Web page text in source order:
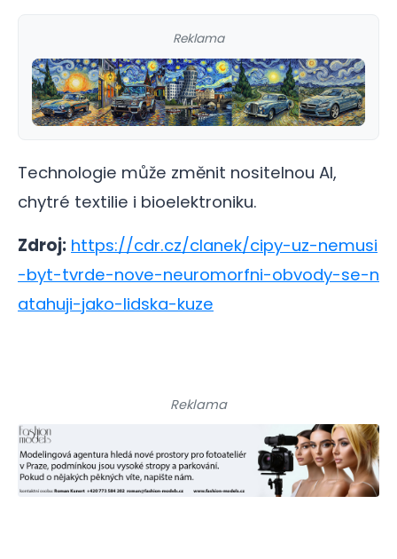
Reklama
Technologie může změnit nositelnou AI,
chytré textilie i bioelektroniku.
Zdroj: https://cdr.cz/clanek/cipy-uz-nemusi
-byt-tvrde-nove-neuromorfni-obvody-se-n
atahuji-jako-lidska-kuze
Reklama